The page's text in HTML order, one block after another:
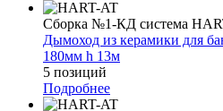
Сборка №1-КД система
Дымоход из керамики для
180мм h 13м
5 позиций
Подробнее